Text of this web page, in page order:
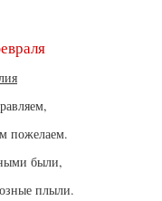
пожелаем.
были,
плыли.